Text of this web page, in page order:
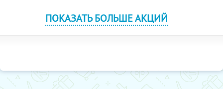
ПОКАЗАТЬ БОЛЬШЕ АКЦИЙ